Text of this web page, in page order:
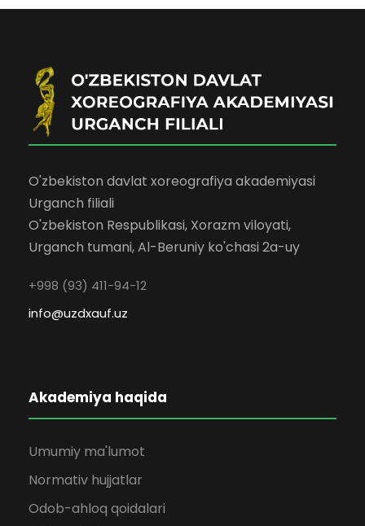
O'zbekiston davlat xoreografiya akademiyasi
Urganch filiali
O'zbekiston Respublikasi, Xorazm viloyati,
Urganch tumani, Al-Beruniy ko'chasi 2a-uy
+998 (93) 411-94-12
info@uzdxauf.uz
Akademiya haqida
Umumiy ma'lumot
Normativ hujjatlar
Odob-ahloq qoidalari